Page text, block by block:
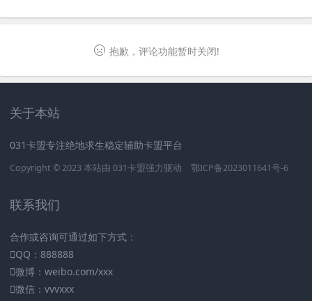
抱歉，评论功能暂时关闭!
关于本站
031卡盟专注绝地求生稳定辅助卡盟平台
Copyright © 2023 本站由 031卡盟强力驱动 鄂ICP备2023011641号-6
联系我们
合作或咨询可通过如下方式：
QQ：888888
微博：weibo.com/xxx
微信：vvvxxx